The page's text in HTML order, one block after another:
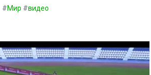
#Мир #видео